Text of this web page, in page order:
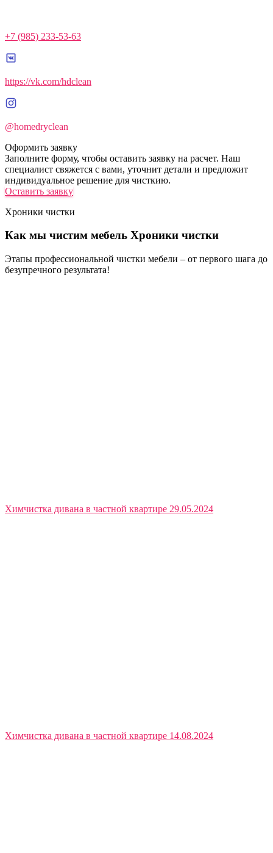
+7 (985) 233-53-63
https://vk.com/hdclean
@homedryclean
Оформить заявку
Заполните форму, чтобы оставить заявку на расчет. Наш
специалист свяжется с вами, уточнит детали и предложит
индивидуальное решение для чисткию.
Оставить заявку
Хроники чистки
Как мы чистим мебель Хроники чистки
Этапы профессиональной чистки мебели – от первого шага до
безупречного результата!
Химчистка дивана в частной квартире 29.05.2024
Химчистка дивана в частной квартире 14.08.2024